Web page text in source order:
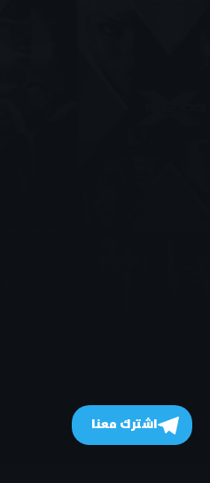
اشترك معنا